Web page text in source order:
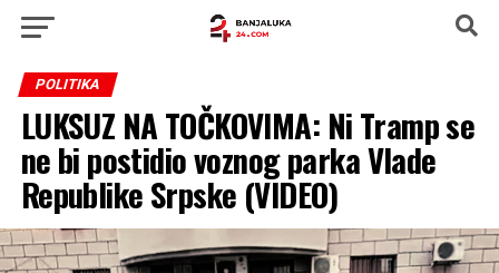
POLITIKA
LUKSUZ NA TOČKOVIMA: Ni Tramp se
ne bi postidio voznog parka Vlade
Republike Srpske (VIDEO)